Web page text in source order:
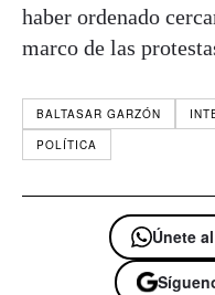
haber ordenado
marco de las
BALTASAR GARZÓN
POLÍTICA
Únete